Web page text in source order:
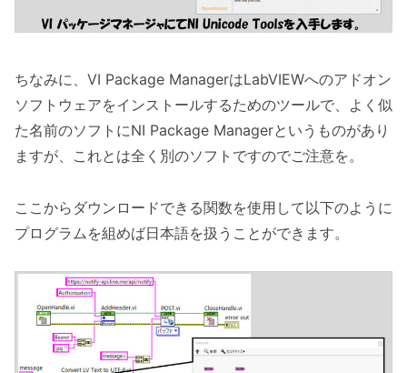
ちなみに、VI Package ManagerはLabVIEWへのアドオン
ソフトウェアをインストールするためのツールで、よく似
た名前のソフトにNI Package Managerというものがあり
ますが、これとは全く別のソフトですのでご注意を。
ここからダウンロードできる関数を使用して以下のように
プログラムを組めば日本語を扱うことができます。